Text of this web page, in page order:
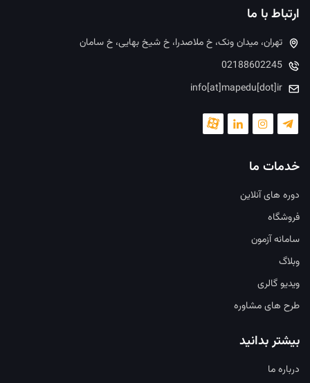
ارتباط با ما
تهران، میدان ونک، خ ملاصدرا، خ شیخ بهایی، خ سامان
02188602245
info[at]mapedu[dot]ir
خدمات ما
دوره های آنلاین
فروشگاه
سامانه آزمون
وبلاگ
ویدیو گالری
طرح های مشاوره
بیشتر بدانید
درباره ما